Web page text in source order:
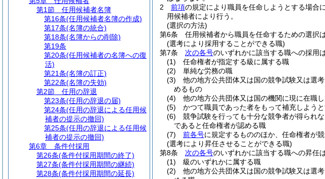
2
前項の規定により職員を任命しようとする場合
用候補者により行う。
(選択の方法)
第6条
任用候補者から職員を任命するための選択
(選考により採用することができる職)
第7条
次の各号のいずれかに該当する職への採用
(1)
任命権者が指定する級に属する職
(2)
単純な労務の職
(3)
他の地方公共団体又は国の競争試験又は選
めるもの
(4)
他の地方公共団体又は国の機関に現に在職
(5)
かつて職員であった者をもって補充しよう
(6)
競争試験を行っても十分な競争者が得られ
であると任命権者が認める職
(7)
前各号に規定するもののほか、任命権者が
(選考により昇任させることができる職)
第8条
次の各号のいずれかに該当する職への昇任
(1)
級のいずれかに属する職
(2)
他の地方公共団体又は国の競争試験又は選
第1節
任用候補者名簿
第16条(任用候補者名簿の作成)
第17条(名簿の統合)
第18条(名簿からの削除)
第19条
第20条(任用候補者の名簿への復
活)
第21条(名簿の訂正)
第22条(名簿の失効)
第2節
任用の辞退
第23条(任用の辞退の届)
第24条(任用の辞退による任用候
補者の提示の撤回)
第25条(任用の辞退による任用候
補者の提示の撤回)
第6章
条件付採用
第26条(条件付採用期間の終了)
第27条(条件付採用期間の継続)
第28条(条件付採用期間の延長)